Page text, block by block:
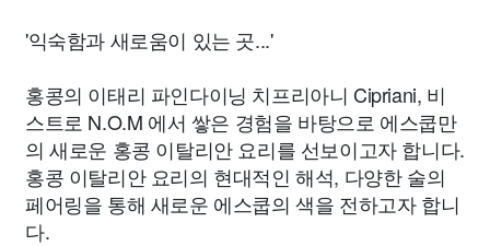
'익숙함과 새로움이 있는 곳...'
홍콩의 이태리 파인다이닝 치프리아니 Cipriani, 비
스트로 N.O.M 에서 쌓은 경험을 바탕으로 에스쿱만
의 새로운 홍콩 이탈리안 요리를 선보이고자 합니다.
홍콩 이탈리안 요리의 현대적인 해석, 다양한 술의
페어링을 통해 새로운 에스쿱의 색을 전하고자 합니
다.